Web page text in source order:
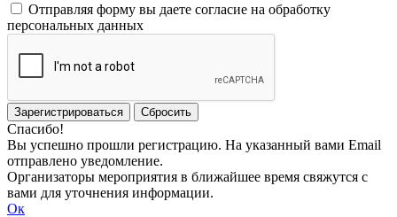
Отправляя форму вы даете согласие на обработку
персональных данных
Зарегистрироваться Сбросить
Спасибо!
Вы успешно прошли регистрацию. На указанный вами Email
отправлено уведомление.
Организаторы мероприятия в ближайшее время свяжутся с
вами для уточнения информации.
Ок